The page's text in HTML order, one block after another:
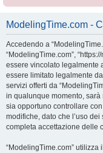
ModelingTime.com -
Accedendo a
“ModelingTime.com”,
essere vincolato legalmente
essere limitato legalmente
servizi offerti da
in qualunque momento,
sia opportuno controllare
modifiche, dato che l’uso
completa accettazione delle
“ModelingTime.com” utilizza